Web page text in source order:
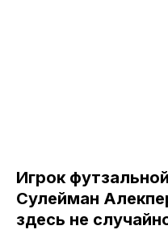
Игрок
Сулейман
здесь не